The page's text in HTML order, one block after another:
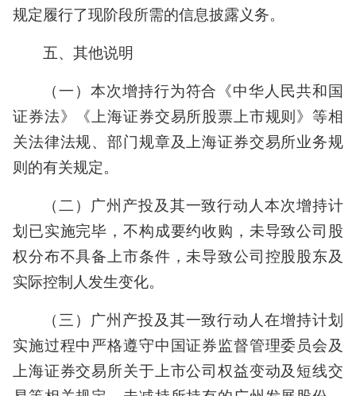
规定履行了现阶段所需的信息披露义务。
五、其他说明
（一）本次增持行为符合《中华人民共和国
证券法》《上海证券交易所股票上市规则》等相
关法律法规、部门规章及上海证券交易所业务规
则的有关规定。
（二）广州产投及其一致行动人本次增持计
划已实施完毕，不构成要约收购，未导致公司股
权分布不具备上市条件，未导致公司控股股东及
实际控制人发生变化。
（三）广州产投及其一致行动人在增持计划
实施过程中严格遵守中国证券监督管理委员会及
上海证券交易所关于上市公司权益变动及短线交